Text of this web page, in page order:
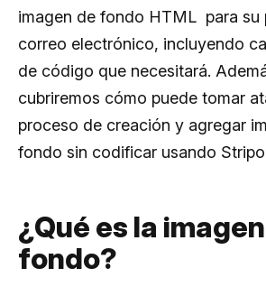
imagen de fondo HTML para su
correo electrónico, incluyendo
de código que necesitará.
cubriremos cómo puede tomar
proceso de creación y agregar
fondo sin codificar usando
¿Qué es la
fondo?